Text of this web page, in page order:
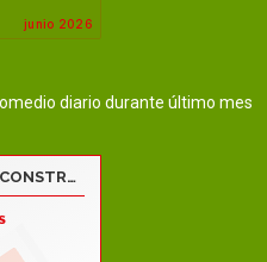
diario durante último mes